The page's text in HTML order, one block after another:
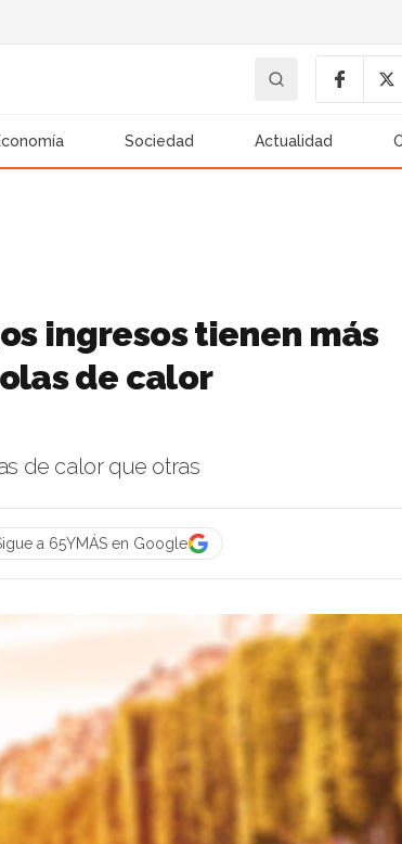
Sociedad Actualidad
ingresos tienen más
de calor
de calor que otras
a 65YMÁS en Google